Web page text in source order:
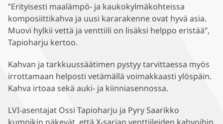
”Erityisesti maalämpö- ja kaukokylmäkohteissa
komposiittikahva ja uusi kararakenne ovat hyvä asia.
Muovi hylkii vettä ja venttiili on lisäksi helppo eristää”,
Tapioharju kertoo.
Kahvan ja tarkkuussäätimen pystyy tarvittaessa myös
irrottamaan helposti vetämällä voimakkaasti ylöspäin.
Kahva irtoaa sekä auki- ja kiinniasennossa.
LVI-asentajat Ossi Tapioharju ja Pyry Saarikko